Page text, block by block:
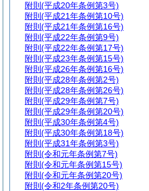
附則 (平成20年条例第3号)
附則 (平成21年条例第10号)
附則 (平成21年条例第16号)
附則 (平成22年条例第9号)
附則 (平成22年条例第17号)
附則 (平成23年条例第15号)
附則 (平成26年条例第16号)
附則 (平成28年条例第2号)
附則 (平成28年条例第26号)
附則 (平成29年条例第7号)
附則 (平成29年条例第20号)
附則 (平成30年条例第4号)
附則 (平成30年条例第18号)
附則 (平成31年条例第3号)
附則 (令和元年条例第7号)
附則 (令和元年条例第15号)
附則 (令和元年条例第20号)
附則 (令和2年条例第20号)